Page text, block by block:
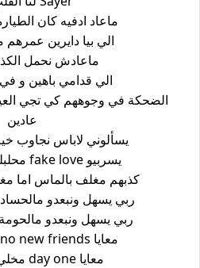
ماعاد ادفيه كان
الي بيا دايرين عمرهم
ماعادش نحمل
الي قدامي باهين و
الضحكة في وجوههم كي تجي
عادين
يسألوني لاباس نجاوب
يسربيو fake love محلبلهم يمسكيو في
كذبهم مغلف بالماس اما
ربي يسهل ونبعدو مالحساد
ربي يسهل ونبعدو
معايا no new friends مركًّش وحدي
معايا day one مخلي كان الي م